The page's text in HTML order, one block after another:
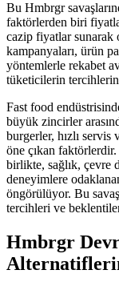
Bu Hmbrgr
faktörlerden biri
cazip fiyatlar sunarak
kampanyaları, ürün
yöntemlerle rekabet
tüketicilerin
Fast food
büyük zincirler
burgerler, hızlı
öne çıkan
birlikte, sağlık, çevre
deneyimlere
öngörülüyor. Bu
tercihleri ve
Hmbrgr